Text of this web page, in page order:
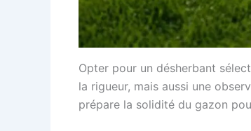
Opter pour un désherbant
la rigueur, mais aussi une
prépare la solidité du gazon